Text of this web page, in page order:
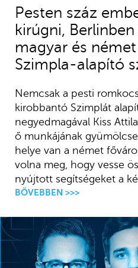
Pesten száz
kirúgni,
magyar és
Szimpla-alapító
Nemcsak a pesti
kirobbantó Szimplát
negyedmagával Kiss
ő munkájának
helye van a német
volna meg, hogy vesse
nyújtott segítségeket a
BŐVEBBEN >>>